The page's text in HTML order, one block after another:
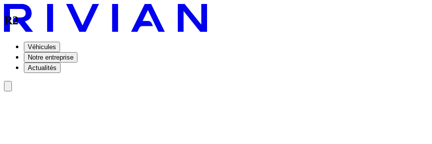
Véhicules
Notre entreprise
Actualités
R2